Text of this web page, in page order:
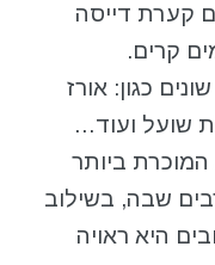
קערת דייסה
קרים.
כגון: אורז
שועל ועוד…
ביותר
שבה, בשילוב
היא ראויה